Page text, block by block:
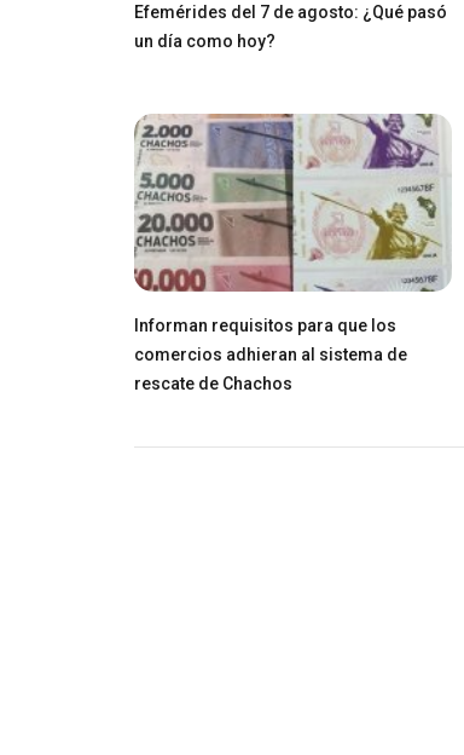
Efemérides del 7 de agosto: ¿Qué pasó
un día como hoy?
Informan requisitos para que los
comercios adhieran al sistema de
rescate de Chachos